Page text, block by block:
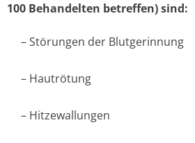
100 Behandelten betreffen) sind:
– Störungen der Blutgerinnung
– Hautrötung
– Hitzewallungen